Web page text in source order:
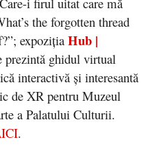
the forgotten thread
expoziția Hub |
prezintă ghidul virtual
interactivă și interesantă
de XR pentru Muzeul
a Palatului Culturii.
.